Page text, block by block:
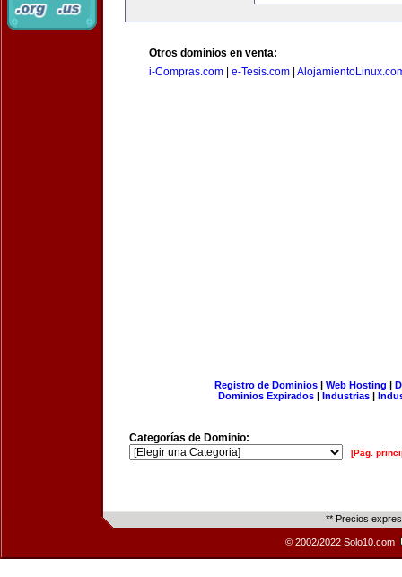
Otros dominios en venta:
i-Compras.com
e-Tesis.com
Registro de Dominios| Web Hosting |
Dominios Expirados | Industrias |
Categorías de Dominio:
[Pág.
** Precios
© 2002/2022 Solo10.com